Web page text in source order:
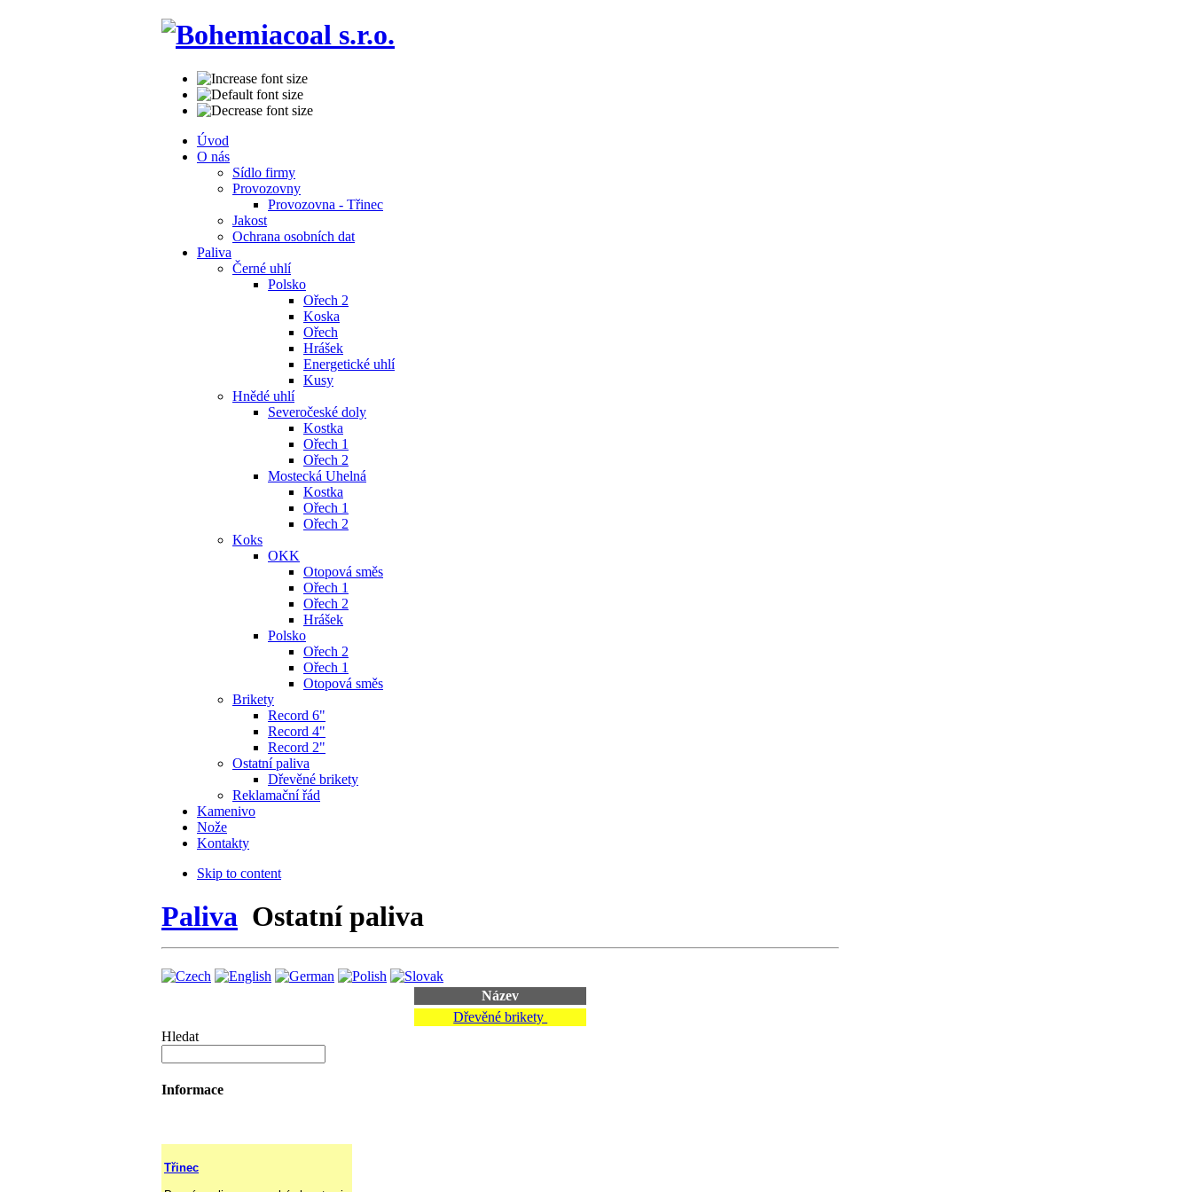
Úvod
O nás
Sídlo firmy
Provozovny
Provozovna - Třinec
Jakost
Ochrana osobních dat
Paliva
Černé uhlí
Polsko
Ořech 2
Koska
Ořech
Hrášek
Energetické uhlí
Kusy
Hnědé uhlí
Severočeské doly
Kostka
Ořech 1
Ořech 2
Mostecká Uhelná
Kostka
Ořech 1
Ořech 2
Koks
OKK
Otopová směs
Ořech 1
Ořech 2
Hrášek
Polsko
Ořech 2
Ořech 1
Otopová směs
Brikety
Record 6"
Record 4"
Record 2"
Ostatní paliva
Dřevěné brikety
Reklamační řád
Kamenivo
Nože
Kontakty
Skip to content
Paliva Ostatní paliva
Název
Dřevěné brikety
Hledat
Informace
Třinec